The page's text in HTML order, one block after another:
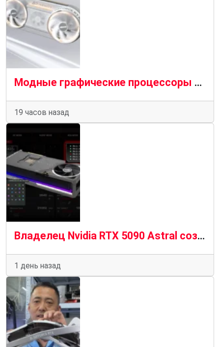
Модные графические процессоры Aorus Infinity от Gigabyte поступают на полки магазинов с огромным успехом
19 часов назад
Владелец Nvidia RTX 5090 Astral создает инструмент для выключения ПК до того, как сгорит кабель 12 В-2×6
1 день назад